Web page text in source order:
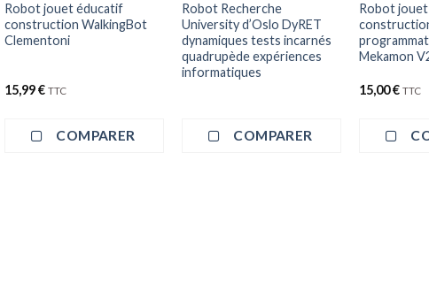
Robot jouet éducatif
construction WalkingBot
Clementoni
15,99€ TTC
COMPARER
Robot Recherche
University d’Oslo DyRET
dynamiques tests incarnés
quadrupède expériences
informatiques
COMPARER
Robot
Mekamon
15,00€ TTC